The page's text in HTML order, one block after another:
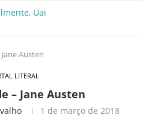
Austen
LITERAL
– Jane Austen
1 de março de 2018